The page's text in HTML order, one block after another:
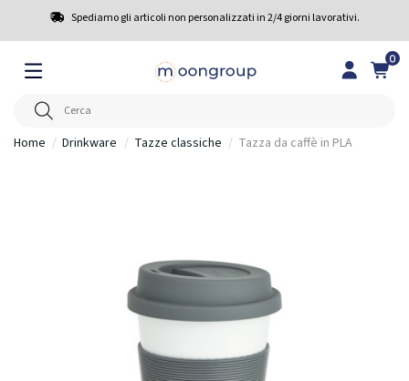
Spediamo gli articoli non personalizzati in 2/4 giorni lavorativi.
0
Home Drinkware Tazze classiche Tazza da caffè in PLA